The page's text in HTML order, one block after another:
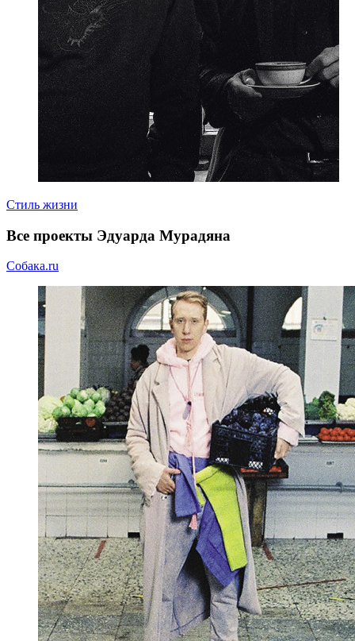
Стиль жизни
Все проекты Эдуарда Мурадяна
Собака.ru